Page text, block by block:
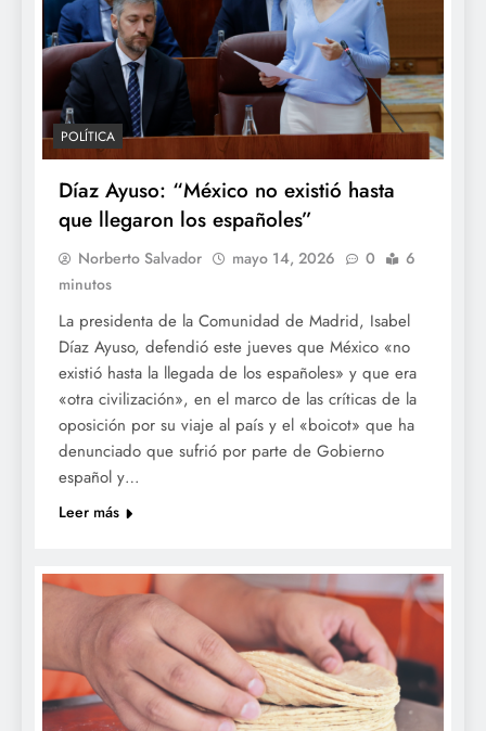
POLÍTICA
Díaz Ayuso: “México no existió hasta
que llegaron los españoles”
Norberto Salvador mayo 14, 2026 0
6
minutos
La presidenta de la Comunidad de Madrid, Isabel
Díaz Ayuso, defendió este jueves que México «no
existió hasta la llegada de los españoles» y que era
«otra civilización», en el marco de las críticas de la
oposición por su viaje al país y el «boicot» que ha
denunciado que sufrió por parte de Gobierno
español y…
Leer más